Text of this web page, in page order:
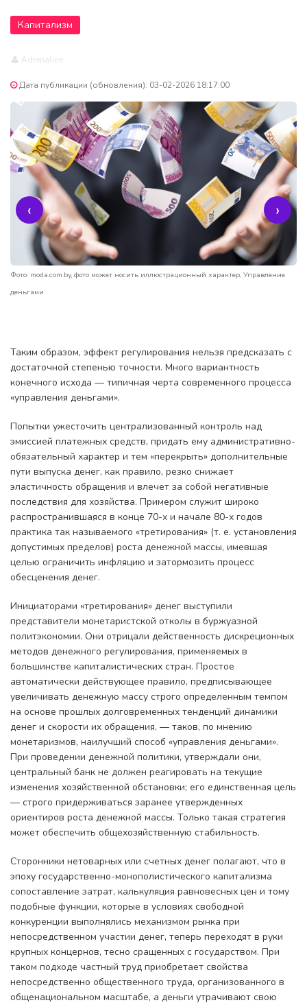
Капитализм
Adrenaline
Дата публикации (обновления): 03-02-2026 18:17:00
Фото: moda.com.by, фото может носить иллюстрационный характер, Управление
деньгами
‹ ›
Таким образом, эффект регулирования нельзя предсказать с
достаточной степенью точности. Много вариантность
конечного исхода — типичная черта современного процесса
«управления деньгами».
Попытки ужесточить централизованный контроль над
эмиссией платежных средств, придать ему административно-
обязательный характер и тем «перекрыть» дополнительные
пути выпуска денег, как правило, резко снижает
эластичность обращения и влечет за собой негативные
последствия для хозяйства. Примером служит широко
распространившаяся в конце 70-х и начале 80-х годов
практика так называемого «третирования» (т. е. установления
допустимых пределов) роста денежной массы, имевшая
целью ограничить инфляцию и затормозить процесс
обесценения денег.
Инициаторами «третирования» денег выступили
представители монетаристской отколы в буржуазной
политэкономии. Они отрицали действенность дискреционных
методов денежного регулирования, применяемых в
большинстве капиталистических стран. Простое
автоматически действующее правило, предписывающее
увеличивать денежную массу строго определенным темпом
на основе прошлых долговременных тенденций динамики
денег и скорости их обращения, — таков, по мнению
монетаризмов, наилучший способ «управления деньгами».
При проведении денежной политики, утверждали они,
центральный банк не должен реагировать на текущие
изменения хозяйственной обстановки; его единственная цель
— строго придерживаться заранее утвержденных
ориентиров роста денежной массы. Только такая стратегия
может обеспечить общехозяйственную стабильность.
Сторонники нетоварных или счетных денег полагают, что в
эпоху государственно-монополистического капитализма
сопоставление затрат, калькуляция равновесных цен и тому
подобные функции, которые в условиях свободной
конкуренции выполнялись механизмом рынка при
непосредственном участии денег, теперь переходят в руки
крупных концернов, тесно сращенных с государством. При
таком подходе частный труд приобретает свойства
непосредственно общественного труда, организованного в
общенациональном масштабе, а деньги утрачивают свою